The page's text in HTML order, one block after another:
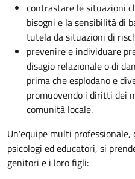
contrastare le situazioni
bisogni e la sensibilità di
tutela da situazioni di
prevenire e individuare
disagio relazionale o di
prima che esplodano e
promuovendo i diritti dei
comunità locale.
Un'equipe multi professionale,
psicologi ed educatori, si
genitori e i loro figli: